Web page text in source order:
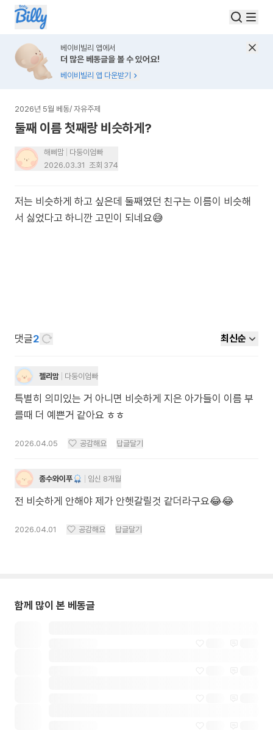
베이비빌리 앱에서
더 많은 베동글을 볼 수 있어요!
베이비빌리 앱 다운받기
2026년 5월 베동/ 자유주제
둘째 이름 첫째랑 비슷하게?
해삐맘
다둥이엄빠
2026.03.31 조회 374
저는 비슷하게 하고 싶은데 둘째였던 친구는 이름이 비슷해
서 싫었다고 하니깐 고민이 되네요😅
댓글2 최신순
젤리맘 다둥이엄빠
특별히 의미있는 거 아니면 비슷하게 지은 아가들이 이름 부
를때 더 예쁜거 같아요 ㅎㅎ
2026.04.05 공감해요 답글달기
종수와이푸 임신 8개월
전 비슷하게 안해야 제가 안헷갈릴것 같더라구요😂😂
2026.04.01 공감해요 답글달기
함께 많이 본 베동글